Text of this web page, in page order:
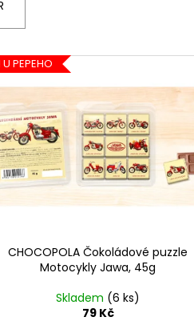
U PEPEHO
CHOCOPOLA Čokoládové puzzle
Motocykly Jawa, 45g
Skladem (6 ks)
79 Kč